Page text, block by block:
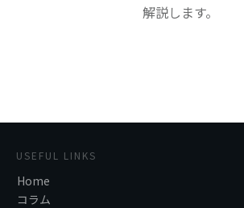
解説します。
USEFUL LINKS
Home
コラム